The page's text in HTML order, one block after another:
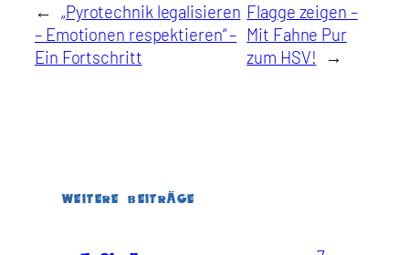
← „Pyrotechnik legalisieren
– Emotionen respektieren“ –
Ein Fortschritt
Flagge zeigen –
Mit Fahne Pur
zum HSV!
→
WEITERE BEITRÄGE